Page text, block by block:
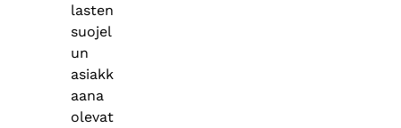
lasten
suojel
un
asiakk
aana
olevat